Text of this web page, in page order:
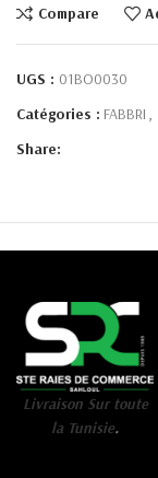
Compare
UGS : 01BO0030
Catégories : FABBRI ,
Share:
Livraison Sur toute
la Tunisie.